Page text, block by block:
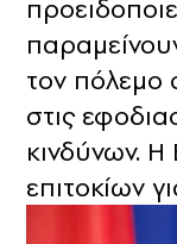
τον πόλεμο
στις
κινδύνων. Η
επιτοκίων